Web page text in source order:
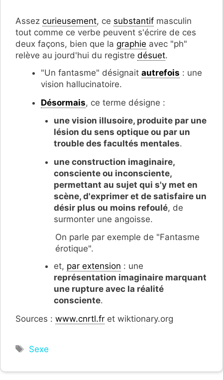
Assez curieusement, ce substantif masculin
tout comme ce verbe peuvent s'écrire de ces
deux façons, bien que la graphie avec "ph"
relève au jourd'hui du registre désuet.
"Un fantasme" désignait autrefois : une
vision hallucinatoire.
Désormais, ce terme désigne :
une vision illusoire, produite par une
lésion du sens optique ou par un
trouble des facultés mentales.
une construction imaginaire,
consciente ou inconsciente,
permettant au sujet qui s'y met en
scène, d'exprimer et de satisfaire un
désir plus ou moins refoulé, de
surmonter une angoisse.
On parle par exemple de "Fantasme
érotique".
et, par extension : une
représentation imaginaire marquant
une rupture avec la réalité
consciente.
Sources : www.cnrtl.fr et wiktionary.org
Étiquettes
Sexe